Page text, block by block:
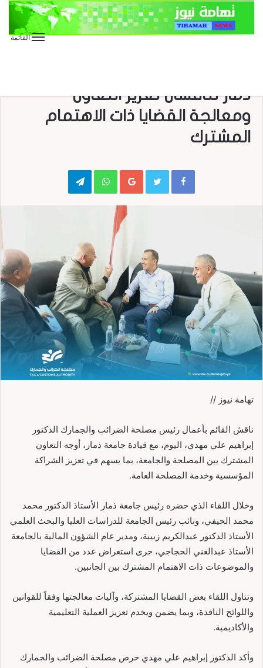
القائمة
ذمار تناقشان تعزيز التعاون
ومعالجة القضايا ذات الاهتمام
المشترك
Google+
WhatsApp
Telegram
تهامة نيوز //
ناقش القائم بأعمال رئيس مصلحة الضرائب والجمارك الدكتور
إبراهيم علي مهدي، اليوم، مع قيادة جامعة ذمار، أوجه التعاون
المشترك بين المصلحة والجامعة، بما يسهم في تعزيز الشراكة
المؤسسية وخدمة المصلحة العامة.
وخلال اللقاء الذي حضره رئيس جامعة ذمار الأستاذ الدكتور محمد
محمد الحيفي، ونائب رئيس الجامعة للدراسات العليا والبحث العلمي
الأستاذ الدكتور عبدالكريم زبيبة، ومدير عام الشؤون المالية بالجامعة
الأستاذ عبدالغني الحجاجي، جرى استعراض عدد من القضايا
والموضوعات ذات الاهتمام المشترك بين الجانبين.
وتناول اللقاء بعض القضايا المشتركة، وآليات معالجتها وفقاً للقوانين
واللوائح النافذة، وبما يضمن ويخدم تعزيز العملية التعليمية
والأكاديمية.
وأكد الدكتور إبراهيم علي مهدي حرص مصلحة الضرائب والجمارك